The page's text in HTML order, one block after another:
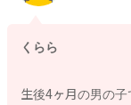
くらら
生後4ヶ月の男の子